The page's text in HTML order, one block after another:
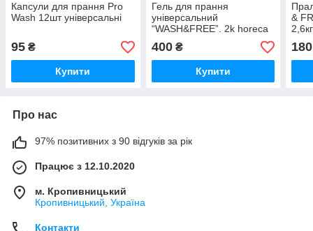
Капсули для прання Pro
Wash 12шт універсальні
95 ₴
Купити
Гель для прання
універсальний
“WASH&FREE”. 2k horeca
5000г
400₴
Купити
&
2,6кг
180
Про нас
97% позитивних з 90 відгуків за рік
Працює з 12.10.2020
м. Кропивницький
Кропивницький, Україна
Контакти